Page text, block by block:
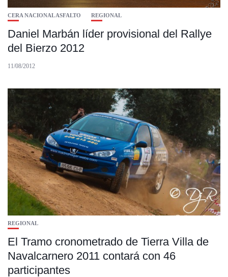
CERA NACIONAL ASFALTO REGIONAL
Daniel Marbán líder provisional del Rallye
del Bierzo 2012
11/08/2012
REGIONAL
El Tramo cronometrado de Tierra Villa de
Navalcarnero 2011 contará con 46
participantes